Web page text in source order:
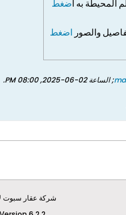
المحيطة به اضغط
والصور اضغط
; الساعة02-06-2025, 08:00 PM
.
شركة عقار سبوت